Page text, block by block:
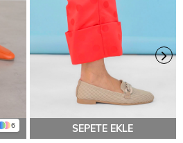
6 SEPETE EKLE